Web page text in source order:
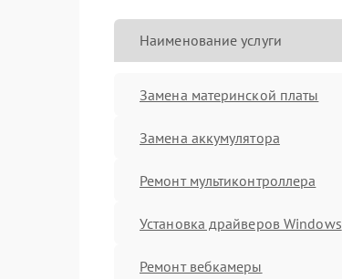
Наименование услуги
Замена материнской платы
Замена аккумулятора
Ремонт мультиконтроллера
Установка драйверов Windows
Ремонт вебкамеры